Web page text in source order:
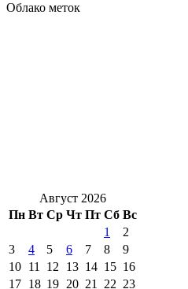
Облако меток
Август 2026
Пн Вт Ср Чт Пт Сб Вс
1
2
3
4 5 6 7 8
9
10 11 12 13 14 15 16
17 18 19 20 21 22 23